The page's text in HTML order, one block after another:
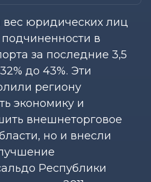
юридических лиц
в
за последние 3,5
до 43%. Эти
региону
экономику и
внешнеторговое
но и внесли
Республики